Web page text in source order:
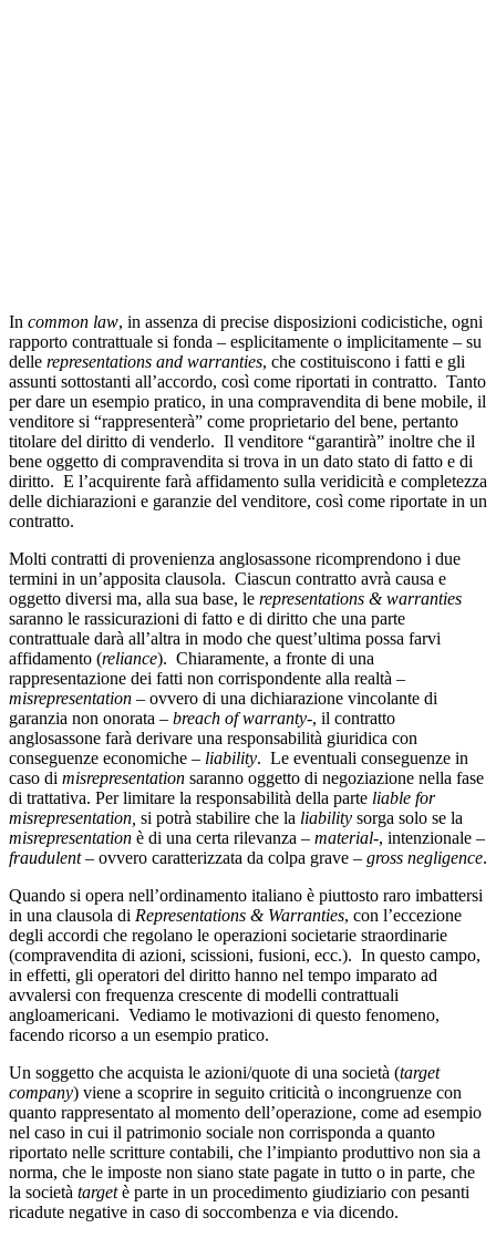
In common law, in assenza di precise disposizioni codicistiche, ogni
rapporto contrattuale si fonda – esplicitamente o implicitamente – su
delle representations and warranties, che costituiscono i fatti e gli
assunti sottostanti all’accordo, così come riportati in contratto. Tanto
per dare un esempio pratico, in una compravendita di bene mobile, il
venditore si “rappresenterà” come proprietario del bene, pertanto
titolare del diritto di venderlo. Il venditore “garantirà” inoltre che il
bene oggetto di compravendita si trova in un dato stato di fatto e di
diritto. E l’acquirente farà affidamento sulla veridicità e completezza
delle dichiarazioni e garanzie del venditore, così come riportate in un
contratto.
Molti contratti di provenienza anglosassone ricomprendono i due
termini in un’apposita clausola. Ciascun contratto avrà causa e
oggetto diversi ma, alla sua base, le representations & warranties
saranno le rassicurazioni di fatto e di diritto che una parte
contrattuale darà all’altra in modo che quest’ultima possa farvi
affidamento (reliance). Chiaramente, a fronte di una
rappresentazione dei fatti non corrispondente alla realtà –
misrepresentation – ovvero di una dichiarazione vincolante di
garanzia non onorata – breach of warranty-, il contratto
anglosassone farà derivare una responsabilità giuridica con
conseguenze economiche – liability. Le eventuali conseguenze in
caso di misrepresentation saranno oggetto di negoziazione nella fase
di trattativa. Per limitare la responsabilità della parte liable for
misrepresentation, si potrà stabilire che la liability sorga solo se la
misrepresentation è di una certa rilevanza – material-, intenzionale –
fraudulent– ovvero caratterizzata da colpa grave – gross negligence.
Quando si opera nell’ordinamento italiano è piuttosto raro imbattersi
in una clausola di Representations & Warranties, con l’eccezione
degli accordi che regolano le operazioni societarie straordinarie
(compravendita di azioni, scissioni, fusioni, ecc.). In questo campo,
in effetti, gli operatori del diritto hanno nel tempo imparato ad
avvalersi con frequenza crescente di modelli contrattuali
angloamericani. Vediamo le motivazioni di questo fenomeno,
facendo ricorso a un esempio pratico.
Un soggetto che acquista le azioni/quote di una società (target
company) viene a scoprire in seguito criticità o incongruenze con
quanto rappresentato al momento dell’operazione, come ad esempio
nel caso in cui il patrimonio sociale non corrisponda a quanto
riportato nelle scritture contabili, che l’impianto produttivo non sia a
norma, che le imposte non siano state pagate in tutto o in parte, che
la società targetè parte in un procedimento giudiziario con pesanti
ricadute negative in caso di soccombenza e via dicendo.